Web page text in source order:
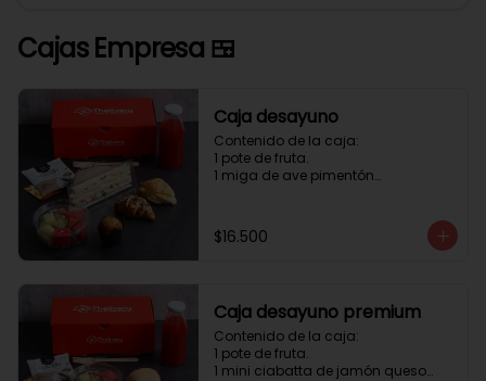
Cajas Empresa 🍱
Caja desayuno
Contenido de la caja:
1 pote de fruta.
1 miga de ave pimentón
1 mini muffin
1 sobre de té y café
$16.500
Caja desayuno premium
Contenido de la caja:
1 pote de fruta.
1 mini ciabatta de jamón queso